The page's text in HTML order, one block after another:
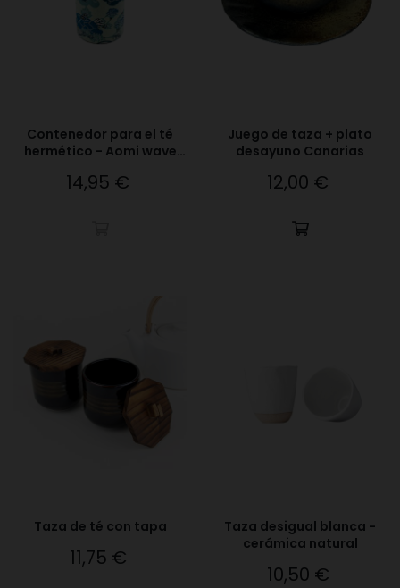
Contenedor para el té
hermético - Aomi wave
Precio
14,95 €
Juego de taza + plato
desayuno Canarias
Precio
12,00 €
Taza de té con tapa
Precio
11,75 €
Taza desigual blanca -
cerámica natural
Precio
10,50 €